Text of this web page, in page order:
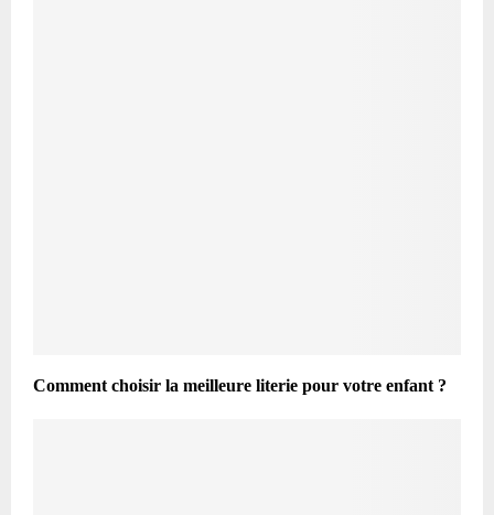
Comment choisir la meilleure literie pour votre enfant ?